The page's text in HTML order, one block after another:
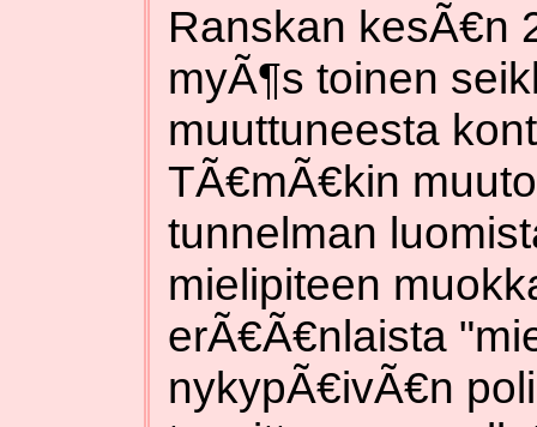
Ranskan kesÃ€n
myÃ¶s toinen
muuttuneesta
TÃ€mÃ€kin
tunnelman
mielipiteen
erÃ€Ã€nlaista
nykypÃ€ivÃ€n